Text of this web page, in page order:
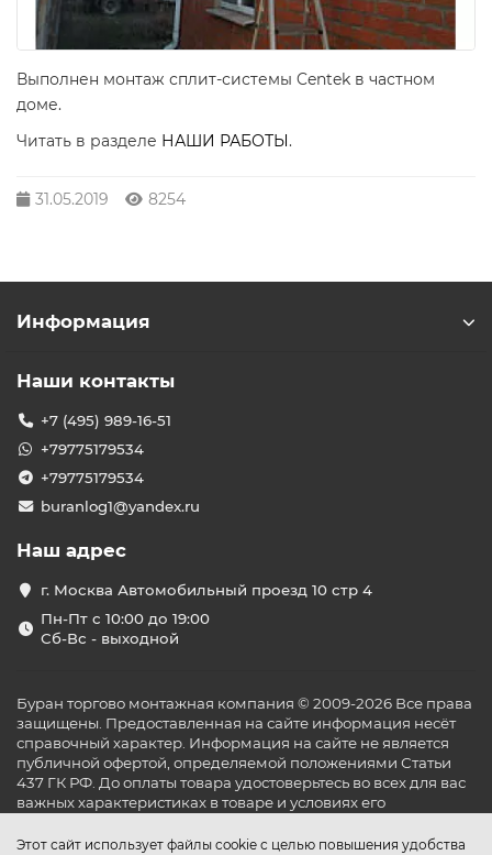
Выполнен монтаж сплит-системы Centek в частном
доме.
Читать в разделе НАШИ РАБОТЫ.
31.05.2019 8254
Этот сайт использует файлы cookie с целью повышения удобства
Информация
Наши контакты
+7 (495) 989-16-51
+79775179534
+79775179534
buranlog1@yandex.ru
Наш адрес
г. Москва Автомобильный проезд 10 стр 4
Пн-Пт с 10:00 до 19:00
Сб-Вс - выходной
Буран торгово монтажная компания © 2009-2026 Все права
защищены. Предоставленная на сайте информация несёт
справочный характер. Информация на сайте не является
публичной офертой, определяемой положениями Статьи
437 ГК РФ. До оплаты товара удостоверьтесь во всех для вас
важных характеристиках в товаре и условиях его